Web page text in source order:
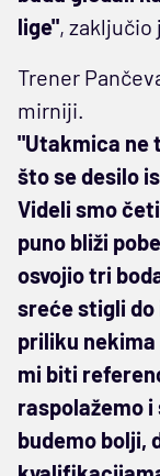
lige", zaključio
Trener
mirniji.
"Utakmica ne
što se desilo
Videli smo
puno bliži
osvojio tri
sreće stigli do
priliku nekima
mi biti
raspolažemo
budemo bolji,